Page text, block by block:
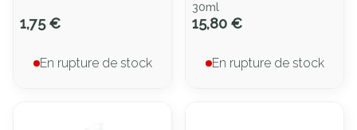
1,75 €
En rupture de stock
30ml
15,80 €
En rupture de stock